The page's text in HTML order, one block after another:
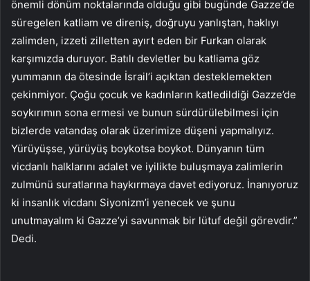
önemli dönüm noktalarında olduğu gibi bugünde Gazze’de
süregelen katliam ve direniş, doğruyu yanlıştan, haklıyı
zalimden, izzeti zilletten ayırt eden bir Furkan olarak
karşımızda duruyor. Batılı devletler bu katliama göz
yummanın da ötesinde İsrail’i açıktan desteklemekten
çekinmiyor. Çoğu çocuk ve kadınların katledildiği Gazze’de
soykırımın sona ermesi ve bunun sürdürülebilmesi için
bizlerde vatandaş olarak üzerimize düşeni yapmalıyız.
Yürüyüşse, yürüyüş boykotsa boykot. Dünyanın tüm
vicdanlı halklarını adalet ve iyilikte buluşmaya zalimlerin
zulmünü suratlarına haykırmaya davet ediyoruz. İnanıyoruz
ki insanlık vicdanı Siyonizm’i yenecek ve şunu
unutmayalım ki Gazze’yi savunmak bir lütuf değil görevdir.”
Dedi.